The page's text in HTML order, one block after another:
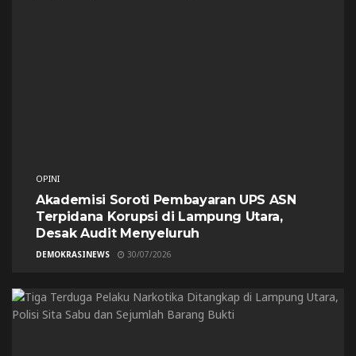
OPINI
Akademisi Soroti Pembayaran UPS ASN
Terpidana Korupsi di Lampung Utara,
Desak Audit Menyeluruh
DEMOKRASINEWS 30/07/2026